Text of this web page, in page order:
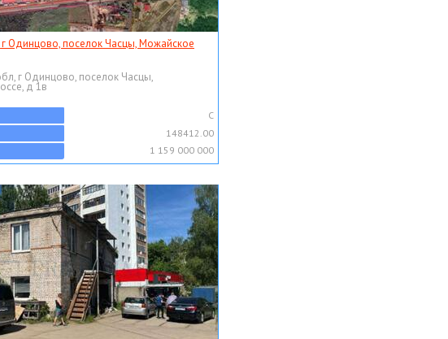
Одинцово, поселок Часцы, Можайское
г Одинцово, поселок Часцы,
д 1в
C
148412.00
1 159 000 000